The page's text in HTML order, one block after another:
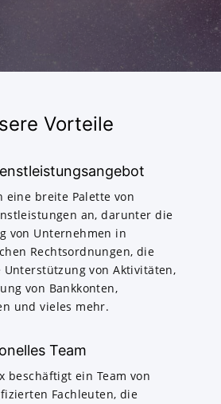
Vorteile
eine breite Palette von
an, darunter die
von Unternehmen in
Rechtsordnungen, die
Unterstützung von Aktivitäten,
von Bankkonten,
und vieles mehr.
Team
beschäftigt ein Team von
Fachleuten, die